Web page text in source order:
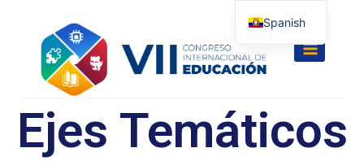
Ejes Temáticos
Spanish
English